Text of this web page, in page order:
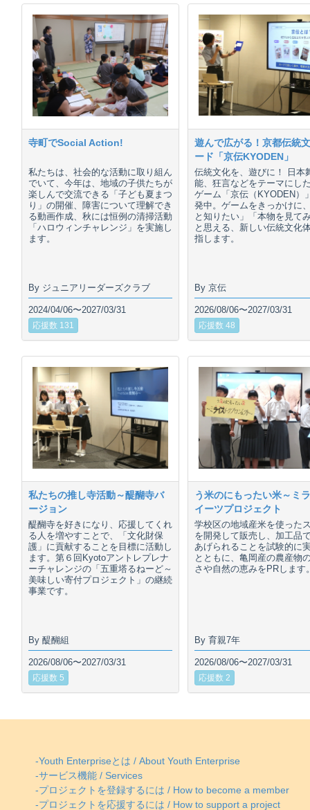
寺町でSocial Action!
私たちは、社会的な活動に取り組ん
でいて、今年は、地域の子供たちが
楽しんで交流できる「子ども夏まつ
り」の開催、障害について理解でき
る動画作成、秋には恒例の清掃活動
「ハロウィンチャレンジ」を実施し
ます。
By ジュニアリーダーズクラブ
2024/04/06〜2027/03/31
応援数 131
遊んで広がる！京都伝統
ード「京伝KYODEN」
伝統文化を、遊びに！ 日本
能、狂言などをテーマにし
ゲーム「京伝（KYODEN）
発中。ゲームをきっかけに
と知りたい」「本物を見て
と思える、新しい伝統文化
指します。
By 京伝
2026/08/06〜2027/03/31
応援数 48
私たちの推し寺活動～醍醐寺バ
ージョン
醍醐寺を好きになり、応援してくれ
る人を増やすことで、「文化財保
護」に貢献することを目標に活動し
ます。第６回Kyotoアントレプレナ
ーチャレンジの「五重塔るねーど～
美味しい寄付プロジェクト」の継続
事業です。
By 醍醐組
2026/08/06〜2027/03/31
応援数 5
う米のにもったい米～ミ
イーツプロジェクト
学校区の地域産米を使った
を開発して販売し、加工品
あげられることを試験的に
とともに、亀岡産の農産物
さや自然の恵みをPRします
By 育親7年
2026/08/06〜2027/03/31
応援数 2
-Youth Enterpriseとは / About Youth Enterprise
-サービス機能 / Services
-プロジェクトを登録するには / How to become a member
-プロジェクトを応援するには / How to support a project